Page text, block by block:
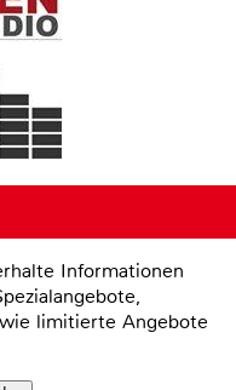
Informationen
limitierte Angebote